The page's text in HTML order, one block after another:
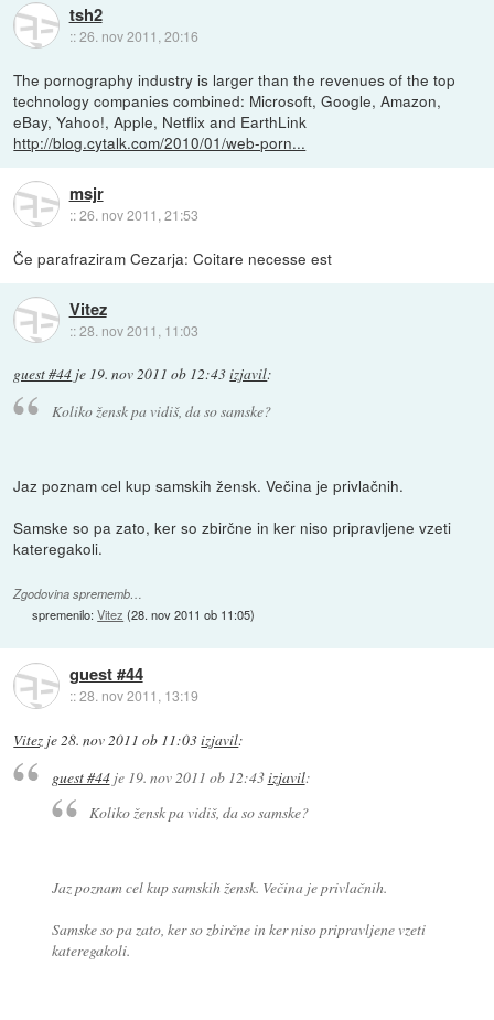
tsh2
::26. nov 2011, 20:16
The pornography industry is larger than the revenues of the top
technology companies combined: Microsoft, Google, Amazon,
eBay, Yahoo!, Apple, Netflix and EarthLink
http://blog.cytalk.com/2010/01/web-porn...
msjr
::26. nov 2011, 21:53
Če parafraziram Cezarja: Coitare necesse est
Vitez
::28. nov 2011, 11:03
guest #44 je 19. nov 2011 ob 12:43izjavil:
Koliko žensk pa vidiš, da so samske?
Jaz poznam cel kup samskih žensk. Večina je privlačnih.
Samske so pa zato, ker so zbirčne in ker niso pripravljene vzeti
kateregakoli.
Zgodovina sprememb…
spremenilo:Vitez (28. nov 2011 ob 11:05)
guest #44
::28. nov 2011, 13:19
Vitez je28. nov 2011 ob 11:03izjavil:
guest #44je 19. nov 2011 ob 12:43izjavil:
Koliko žensk pa vidiš, da so samske?
Jaz poznam cel kup samskih žensk. Večina je privlačnih.
Samske so pa zato, ker so zbirčne in ker niso pripravljene vzeti
kateregakoli.